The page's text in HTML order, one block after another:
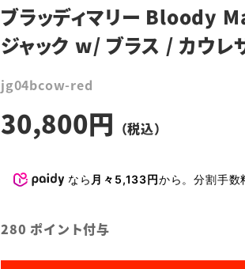
ブラッディマリー
ジャック w/ ブラス / カウレ
jg04bcow-red
30,800
なら 月々5,133円から。分割手数
280 ポイント付与